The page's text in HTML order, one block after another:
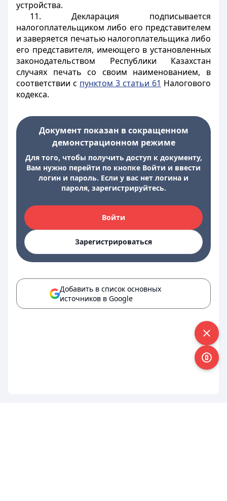
устройства.
11. Декларация подписывается
налогоплательщиком либо его представителем
и заверяется печатью налогоплательщика либо
его представителя, имеющего в установленных
законодательством Республики Казахстан
случаях печать со своим наименованием, в
соответствии с пунктом 3 статьи 61 Налогового
кодекса.
Документ показан в сокращенном
демонстрационном режиме
Для того, чтобы получить доступ к документу,
Вам нужно перейти по кнопке Войти и ввести
логин и пароль. Если у вас нет логина и
пароля, зарегистрируйтесь.
Войти
Зарегистрироваться
Добавить в список основных
источников в Google